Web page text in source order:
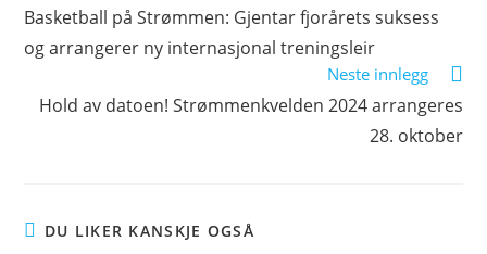
Basketball på Strømmen: Gjentar fjorårets suksess
og arrangerer ny internasjonal treningsleir
Neste innlegg
Hold av datoen! Strømmenkvelden 2024 arrangeres
28. oktober
DU LIKER KANSKJE OGSÅ